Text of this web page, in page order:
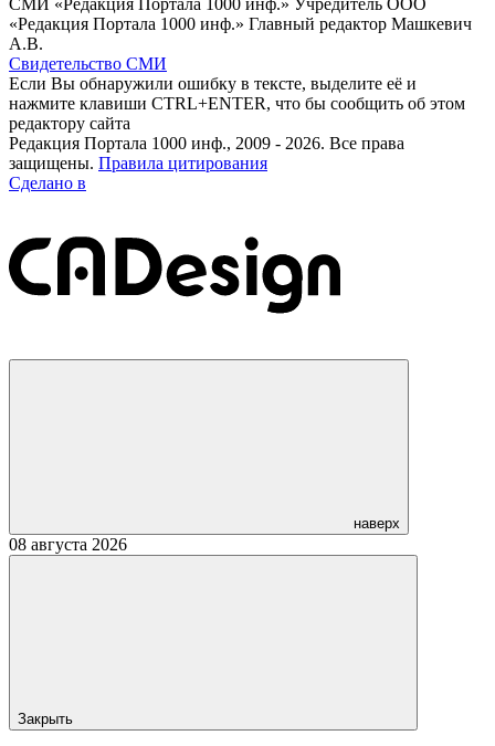
«Редакция Портала 1000 инф.» Главный редактор Машкевич
А.В.
Свидетельство СМИ
Если Вы обнаружили ошибку в тексте, выделите её и
нажмите клавиши CTRL+ENTER, что бы сообщить об этом
редактору сайта
Редакция Портала 1000 инф., 2009 - 2026. Все права
защищены. Правила цитирования
Сделано в
наверх
08 августа 2026
Закрыть